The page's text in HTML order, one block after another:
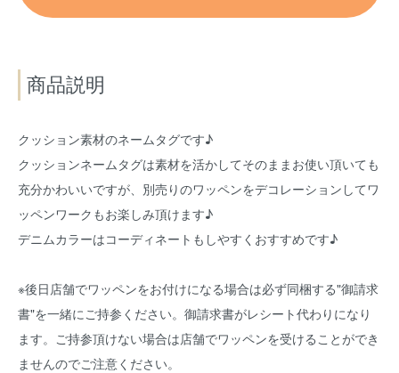
商品説明
クッション素材のネームタグです♪
クッションネームタグは素材を活かしてそのままお使い頂いても
充分かわいいですが、別売りのワッペンをデコレーションしてワ
ッペンワークもお楽しみ頂けます♪
デニムカラーはコーディネートもしやすくおすすめです♪
※後日店舗でワッペンをお付けになる場合は必ず同梱する"御請求
書"を一緒にご持参ください。御請求書がレシート代わりになり
ます。ご持参頂けない場合は店舗でワッペンを受けることができ
ませんのでご注意ください。